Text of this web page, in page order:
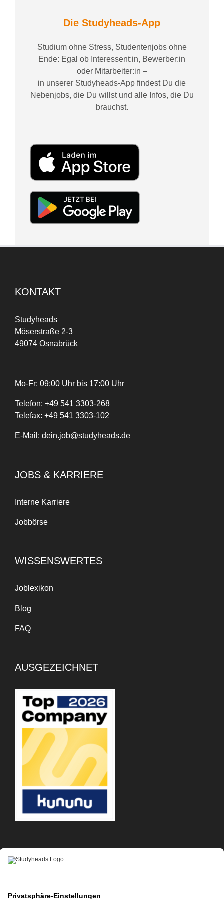
Die Studyheads-App
Studium ohne Stress, Studentenjobs ohne
Ende: Egal ob Interessent:in, Bewerber:in
oder Mitarbeiter:in –
in unserer Studyheads-App findest Du die
Nebenjobs, die Du willst und alle Infos, die Du
brauchst.
KONTAKT
Studyheads
Möserstraße 2-3
49074 Osnabrück
Mo-Fr: 09:00 Uhr bis 17:00 Uhr
Telefon: +49 541 3303-268
Telefax: +49 541 3303-102
E-Mail: dein.job@studyheads.de
JOBS & KARRIERE
Interne Karriere
Jobbörse
WISSENSWERTES
Joblexikon
Blog
FAQ
AUSGEZEICHNET